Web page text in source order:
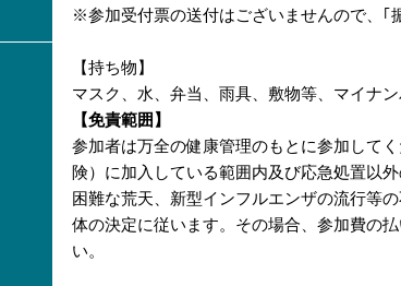
※参加受付票の送付はございませんので、｢
【持ち物】
マスク、水、弁当、雨具、敷物等、マイナ
【免責範囲】
参加者は万全の健康管理のもとに参加して
険）に加入している範囲内及び応急処置以
困難な荒天、新型インフルエンザの流行等
体の決定に従います。その場合、参加費の
い。